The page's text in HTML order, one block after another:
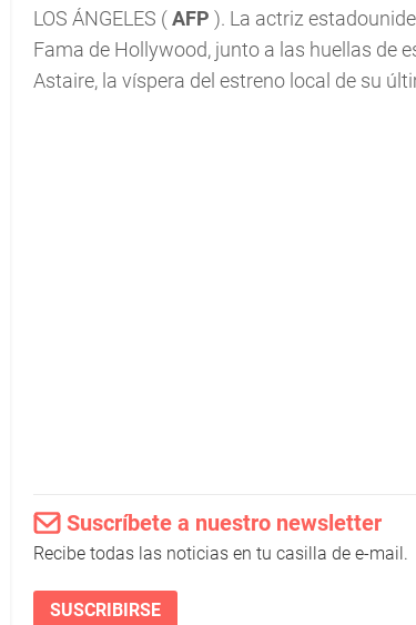
LOS ÁNGELES (AFP ). La actriz
Fama de Hollywood, junto a las huellas de
Astaire, la víspera del estreno local de su
Suscríbete a nuestro newsletter
Recibe todas las noticias en tu casilla de e-mail.
SUSCRIBIRSE